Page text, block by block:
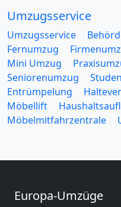
Umzugsservice
Umzugsservice
Fernumzug
Mini Umzug
Seniorenumzug
Entrümpelung
Möbellift
Möbelmitfahrzentrale
Europa-Umzüge